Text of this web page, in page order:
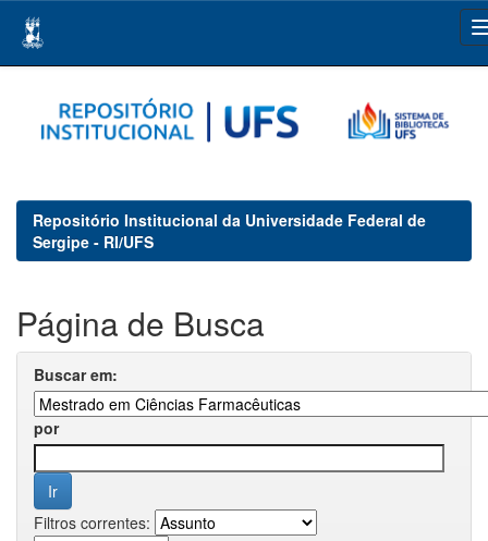
navigation
Repositório Institucional da Universidade Federal de
Sergipe - RI/UFS
Página de Busca
Buscar em:
por
Filtros correntes: